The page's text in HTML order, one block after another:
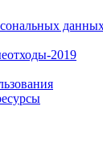
2019